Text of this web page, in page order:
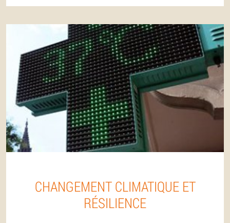
CHANGEMENT CLIMATIQUE ET
RÉSILIENCE